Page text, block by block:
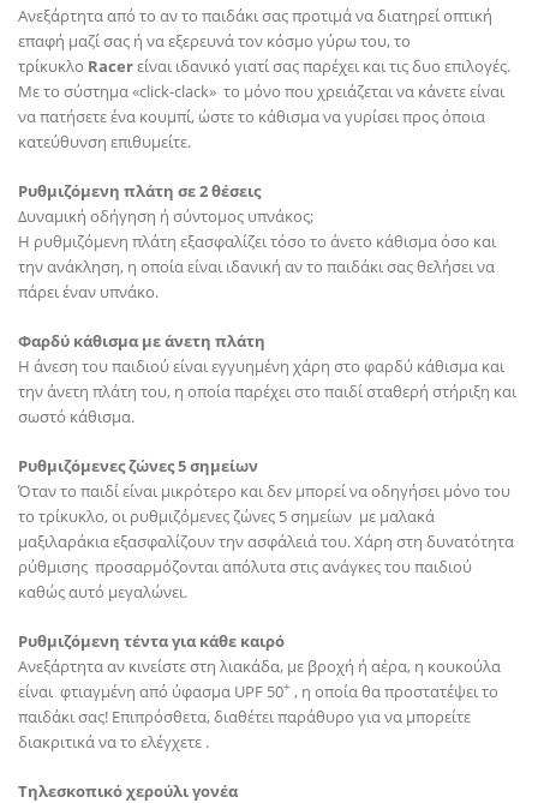
Ανεξάρτητα από το αν το παιδάκι σας προτιμά να διατηρεί οπτική
επαφή μαζί σας ή να εξερευνά τον κόσμο γύρω του, το
τρίκυκλο Racerείναι ιδανικό γιατί σας παρέχει και τις δυο επιλογές.
Με το σύστημα «click-clack» το μόνο που χρειάζεται να κάνετε είναι
να πατήσετε ένα κουμπί, ώστε το κάθισμα να γυρίσει προς όποια
κατεύθυνση επιθυμείτε.
Ρυθμιζόμενη πλάτη σε 2 θέσεις
Δυναμική οδήγηση ή σύντομος υπνάκος;
Η ρυθμιζόμενη πλάτη εξασφαλίζει τόσο το άνετο κάθισμα όσο και
την ανάκληση, η οποία είναι ιδανική αν το παιδάκι σας θελήσει να
πάρει έναν υπνάκο.
Φαρδύ κάθισμα με άνετη πλάτη
Η άνεση του παιδιού είναι εγγυημένη χάρη στο φαρδύ κάθισμα και
την άνετη πλάτη του, η οποία παρέχει στο παιδί σταθερή στήριξη και
σωστό κάθισμα.
Ρυθμιζόμενες ζώνες 5 σημείων
Όταν το παιδί είναι μικρότερο και δεν μπορεί να οδηγήσει μόνο του
το τρίκυκλο, οι ρυθμιζόμενες ζώνες 5 σημείων με μαλακά
μαξιλαράκια εξασφαλίζουν την ασφάλειά του. Χάρη στη δυνατότητα
ρύθμισης προσαρμόζονται απόλυτα στις ανάγκες του παιδιού
καθώς αυτό μεγαλώνει.
Ρυθμιζόμενη τέντα για κάθε καιρό
Ανεξάρτητα αν κινείστε στη λιακάδα, με βροχή ή αέρα, η κουκούλα
είναι φτιαγμένη από ύφασμα UPF 50+ , η οποία θα προστατέψει το
παιδάκι σας! Επιπρόσθετα, διαθέτει παράθυρο για να μπορείτε
διακριτικά να το ελέγχετε .
Τηλεσκοπικό χερούλι γονέα